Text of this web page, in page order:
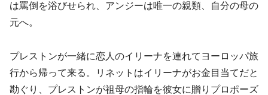
は罵倒を浴びせられ、アンジーは唯一の親類、自分の母の
元へ。
プレストンが一緒に恋人のイリーナを連れてヨーロッパ旅
行から帰って来る。リネットはイリーナがお金目当てだと
勘ぐり、プレストンが祖母の指輪を彼女に贈りプロポーズ